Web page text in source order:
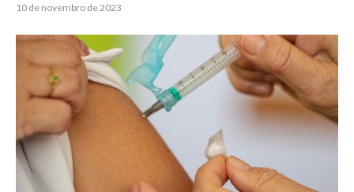
10 de novembro de 2023